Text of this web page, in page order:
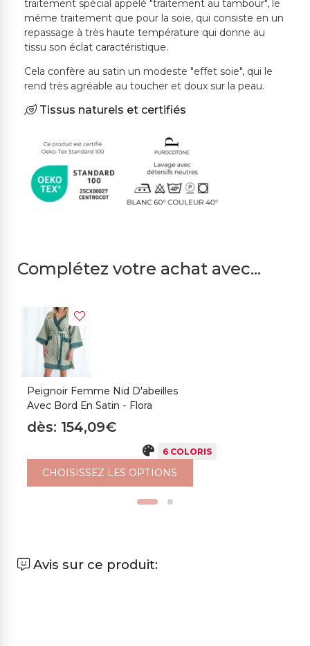
traitement spécial appelé "traitement au tambour", le
même traitement que pour la soie, qui consiste en un
repassage à très haute température qui donne au
tissu son éclat caractéristique.
Cela confère au satin un modeste "effet soie", qui le
rend très agréable au toucher et doux sur la peau.
Tissus naturels et certifiés
Complétez votre achat avec...
Peignoir Femme Nid D'abeilles
Avec Bord En Satin - Flora
dès: 154,09€
6 COLORIS
CHOISISSEZ LES OPTIONS
Avis sur ce produit: